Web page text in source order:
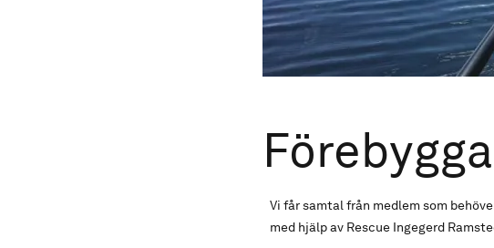
Vi får samtal från medlem som
med hjälp av Rescue Ingegerd